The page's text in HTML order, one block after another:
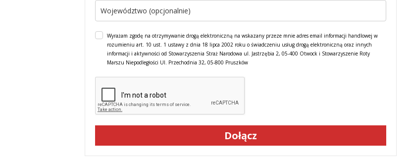
Wyrażam zgodę na otrzymywanie drogą elektroniczną na wskazany przeze mnie adres email informacji handlowej w
rozumieniu art. 10 ust. 1 ustawy z dnia 18 lipca 2002 roku o świadczeniu usług drogą elektroniczną oraz innych
informacji i aktywności od Stowarzyszenia Straż Narodowa ul. Jastrzębia 2, 05-400 Otwock i Stowarzyszenie Roty
Marszu Niepodległości Ul. Przechodnia 32, 05-800 Pruszków
Dołącz